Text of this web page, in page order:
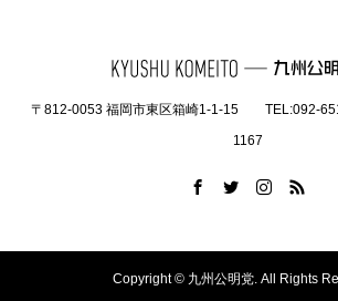
〒812-0053 福岡市東区箱崎1-1-15 TEL:092-
1167
Copyright ©九州公明党. All Rights